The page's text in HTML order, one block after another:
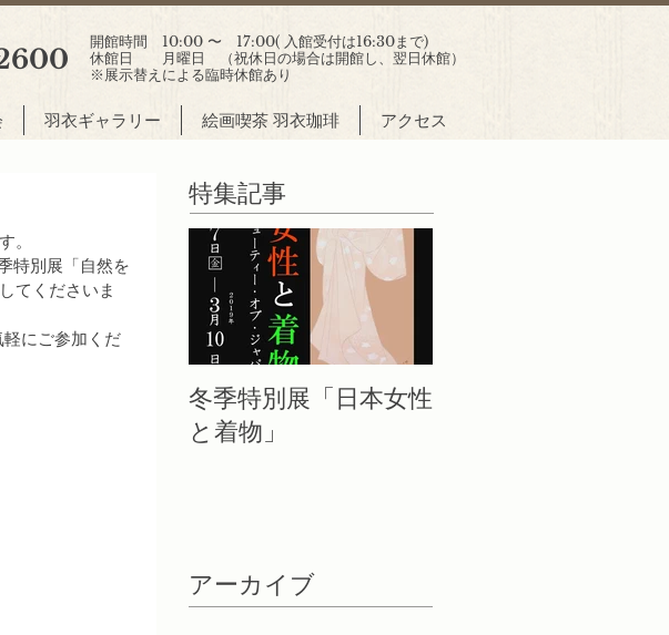
開館時間 10:00 〜 17:00( 入館受付は16:30まで)
休館日 月曜日 （祝休日の場合は開館し、翌日休館）
※展示替えによる臨時休館あり
羽衣ギャラリー 絵画喫茶 羽衣珈琲 アクセス
。
特別展「自然を
てくださいま
にご参加くだ
特集記事
冬季特別展「日本女性
と着物」
アーカイブ